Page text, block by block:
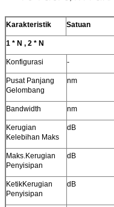
Karakteristik Satuan
1 * N , 2 * N
Konfigurasi -
Pusat Panjang
Gelombang
nm
Bandwidth nm
Kerugian
Kelebihan Maks
dB
Maks.Kerugian
Penyisipan
dB
KetikKerugian
Penyisipan
dB